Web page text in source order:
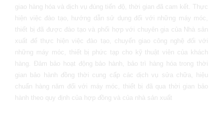
giao hàng hóa và dịch vụ đúng tiến độ, thời gian đã cam kết. Thực
hiện việc đào tạo, hướng dẫn sử dụng đối với những máy móc,
thiết bị đã được đào tạo và phối hợp với chuyên gia của Nhà sản
xuất để thực hiện việc đào tạo, chuyển giao công nghệ đối với
những máy móc, thiết bị phức tạp cho kỹ thuật viên của khách
hàng. Đảm bảo hoạt động bảo hành, bảo trì hàng hóa trong thời
gian bảo hành đồng thời cung cấp các dịch vụ sửa chữa, hiệu
chuẩn hàng năm đối với máy móc, thiết bị đã qua thời gian bảo
hành theo quy định của hợp đồng và của nhà sản xuất